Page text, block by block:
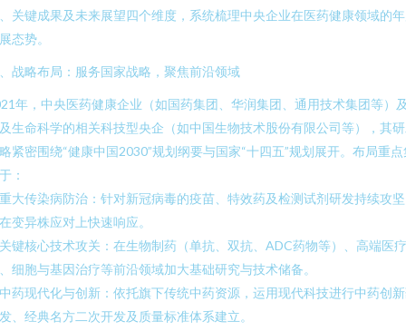
关键成果及未来展望四个维度，系统梳理中央企业在医药健康领域的
态势。
战略布局：服务国家战略，聚焦前沿领域
年，中央医药健康企业（如国药集团、华润集团、通用技术集团等）
生命科学的相关科技型央企（如中国生物技术股份有限公司等），其
紧密围绕“健康中国2030”规划纲要与国家“十四五”规划展开。布局重点
：
大传染病防治：针对新冠病毒的疫苗、特效药及检测试剂研发持续攻
变异株应对上快速响应。
键核心技术攻关：在生物制药（单抗、双抗、ADC药物等）、高端医
细胞与基因治疗等前沿领域加大基础研究与技术储备。
药现代化与创新：依托旗下传统中药资源，运用现代科技进行中药创
、经典名方二次开发及质量标准体系建立。